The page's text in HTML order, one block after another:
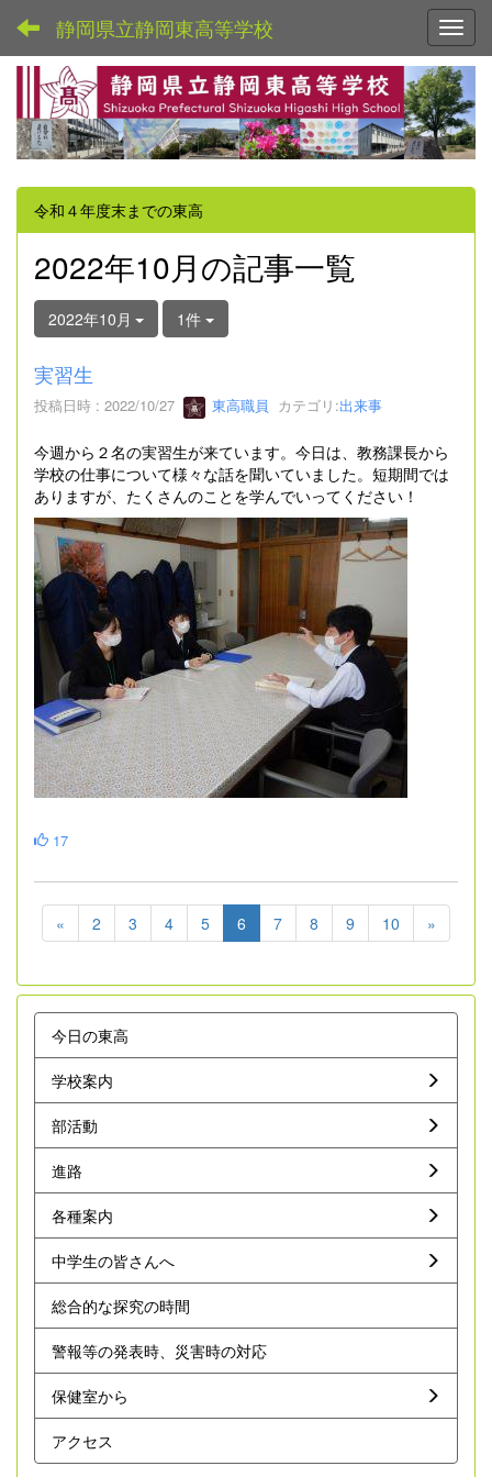
静岡県立静岡東高等学校
令和４年度末までの東高
2022年10月の記事一覧
2022年10月 1件
実習生
投稿日時 : 2022/10/27 東高職員 カテゴリ:出来事
今週から２名の実習生が来ています。今日は、教務課長から
学校の仕事について様々な話を聞いていました。短期間では
ありますが、たくさんのことを学んでいってください！
17
« 2 3 4 5 6 7 8 9 10 »
今日の東高
学校案内
部活動
進路
各種案内
中学生の皆さんへ
総合的な探究の時間
警報等の発表時、災害時の対応
保健室から
アクセス